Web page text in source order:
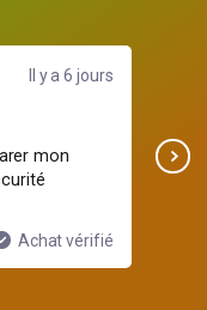
Il y a 6 jours
mon
Achat vérifié
Je